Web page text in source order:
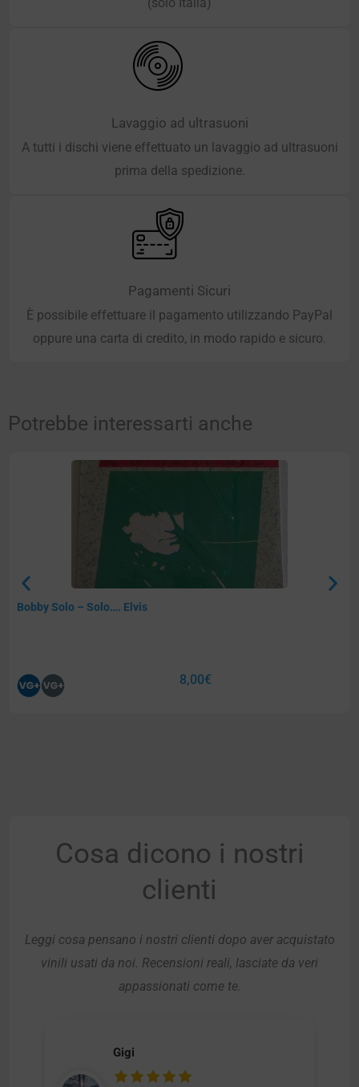
Lavaggio ad ultrasuoni
A tutti i dischi viene effettuato un lavaggio ad ultrasuoni
prima della spedizione.
Pagamenti Sicuri
È possibile effettuare il pagamento utilizzando PayPal
oppure una carta di credito, in modo rapido e sicuro.
Potrebbe interessarti anche
Bobby Solo – Solo…. Elvis
8,00€
Cosa dicono i nostri
clienti
Leggi cosa pensano i nostri clienti dopo aver acquistato
vinili usati da noi. Recensioni reali, lasciate da veri
appassionati come te.
Gigi